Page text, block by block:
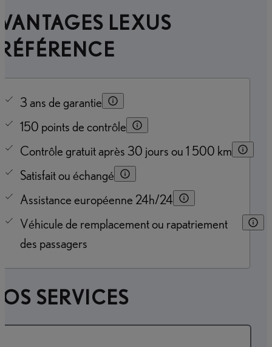
LEXUS
3 ans de garantie
150 points de contrôle
Contrôle gratuit après 30 jours ou 1 500 km
Satisfait ou échangé
Assistance européenne 24h/24
Véhicule de remplacement ou rapatriement
des passagers
SERVICES